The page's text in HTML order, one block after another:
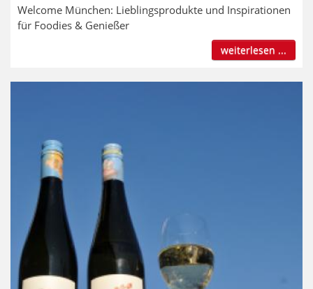
Welcome München: Lieblingsprodukte und Inspirationen
für Foodies & Genießer
weiterlesen ...